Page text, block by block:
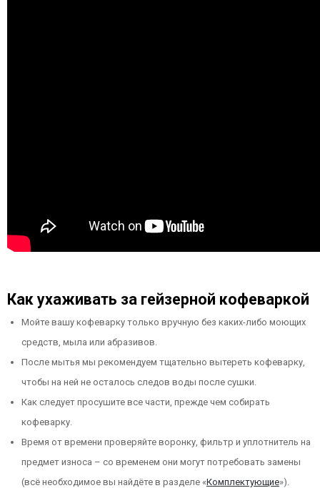
Как ухаживать за гейзерной кофеваркой
Мойте вашу кофеварку только вручную без каких-либо моющих
средств, мыла или абразивов.
После мытья мы рекомендуем тщательно вытереть кофеварку,
чтобы на ней не осталось следов воды после сушки.
Как следует просушите все части, прежде чем собирать
кофеварку.
Время от времени проверяйте воронку, фильтр и уплотнитель на
предмет износа – со временем они могут потребовать замены
(всё необходимое вы найдёте в разделе «Комплектующие»).